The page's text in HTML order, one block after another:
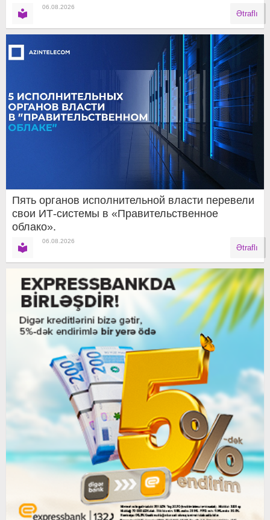
06.08.2026
Ətraflı
Пять органов исполнительной власти перевели
свои ИТ-системы в «Правительственное
облако».
06.08.2026
Ətraflı